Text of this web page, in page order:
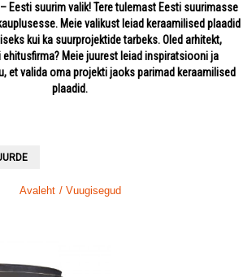
Eesti suurim valik! Tere tulemast Eesti suurimasse
Meie valikust leiad keraamilised plaadid
kui ka suurprojektide tarbeks. Oled arhitekt,
Meie juurest leiad inspiratsiooni ja
et valida oma projekti jaoks parimad keraamilised
plaadid.
Avaleht / Vuugisegud